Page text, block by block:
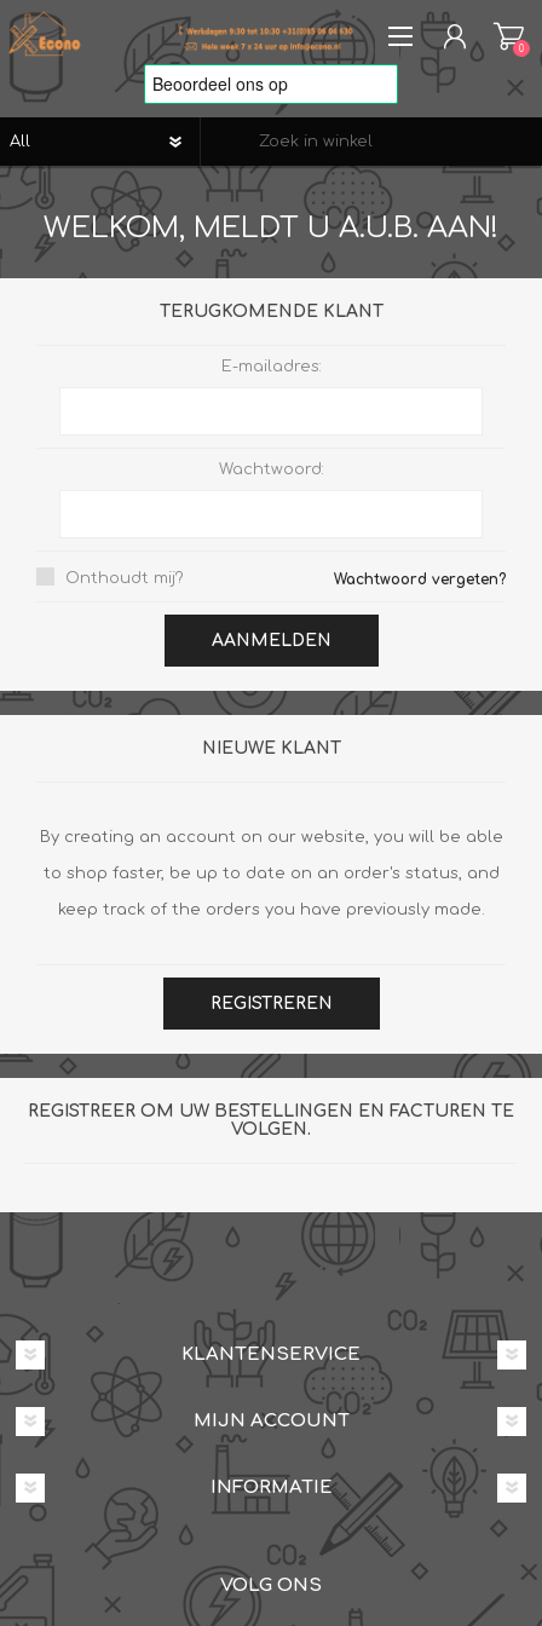
REGISTREREN
AANMELDEN
VERLANGLIJST
0
0
WELKOM, MELDT U A.U.B. AAN!
TERUGKOMENDE KLANT
E-mailadres:
Wachtwoord:
Onthoudt mij? Wachtwoord vergeten?
AANMELDEN
NIEUWE KLANT
By creating an account on our website, you will be able
to shop faster, be up to date on an order's status, and
keep track of the orders you have previously made.
REGISTREREN
REGISTREER OM UW BESTELLINGEN EN FACTUREN TE
VOLGEN.
KLANTENSERVICE
MIJN ACCOUNT
INFORMATIE
VOLG ONS